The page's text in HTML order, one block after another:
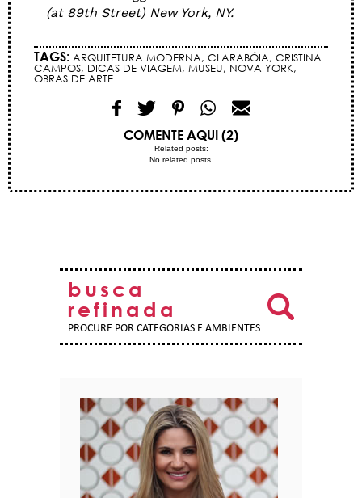
(at 89th Street) New York, NY.
TAGS: ARQUITETURA MODERNA, CLARABÓIA, CRISTINA
CAMPOS, DICAS DE VIAGEM, MUSEU, NOVA YORK,
OBRAS DE ARTE
COMENTE AQUI (2)
Related posts:
No related posts.
busca
refinada
PROCURE POR CATEGORIAS E AMBIENTES